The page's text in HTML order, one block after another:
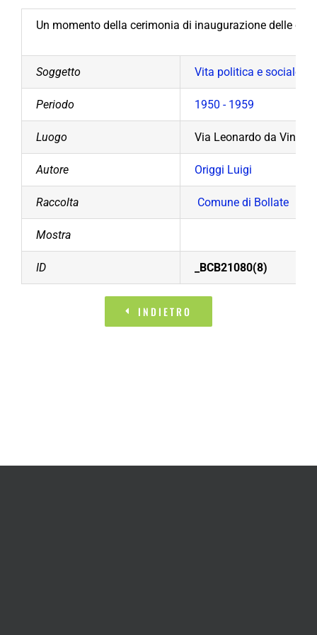
Un momento della cerimonia di inaugurazione delle
Soggetto Vita politica e sociale
Periodo 1950 - 1959
Luogo Via Leonardo da Vinci
Autore Origgi Luigi
Raccolta Comune di Bollate
Mostra
ID _BCB21080(8)
INDIETRO